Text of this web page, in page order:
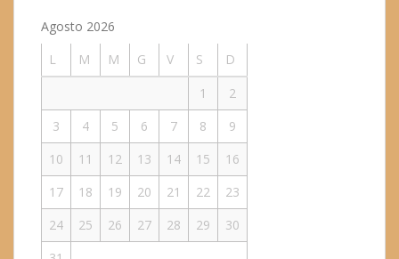
Agosto 2026
L
M M G V S
D
1
2
3
4 5 6 7 8
9
10
11 12 13 14 15
16
17
18 19 20 21 22
23
24
25 26 27 28 29
30